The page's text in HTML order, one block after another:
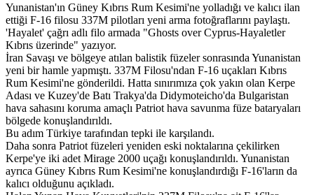
Yunanistan'ın Güney Kıbrıs Rum Kesimi'ne yolladığı ve kalıcı ilan
ettiği F-16 filosu 337M pilotları yeni arma fotoğraflarını paylaştı.
'Hayalet' çağrı adlı filo armada "Ghosts over Cyprus-Hayaletler
Kıbrıs üzerinde" yazıyor.
İran Savaşı ve bölgeye atılan balistik füzeler sonrasında Yunanistan
yeni bir hamle yapmıştı. 337M Filosu'ndan F-16 uçakları Kıbrıs
Rum Kesimi'ne gönderildi. Hatta sınırımıza çok yakın olan Kerpe
Adası ve Kuzey'de Batı Trakya'da Didymoteicho'da Bulgaristan
hava sahasını koruma amaçlı Patriot hava savunma füze bataryaları
bölgede konuşlandırıldı.
Bu adım Türkiye tarafından tepki ile karşılandı.
Daha sonra Patriot füzeleri yeniden eski noktalarına çekilirken
Kerpe'ye iki adet Mirage 2000 uçağı konuşlandırıldı. Yunanistan
ayrıca Güney Kıbrıs Rum Kesimi'ne konuşlandırdığı F-16'ların da
kalıcı olduğunu açıkladı.